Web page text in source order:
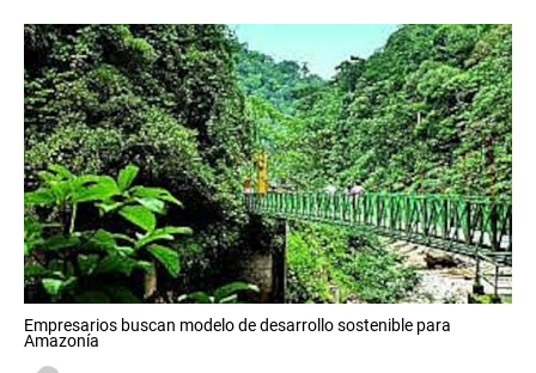
Empresarios buscan modelo de desarrollo sostenible para
Amazonía